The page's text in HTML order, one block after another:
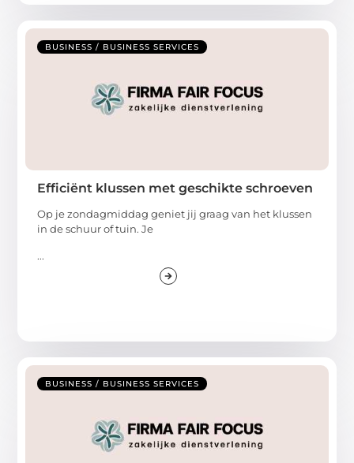
BUSINESS / BUSINESS SERVICES
Efficiënt klussen met geschikte schroeven
Op je zondagmiddag geniet jij graag van het klussen
in de schuur of tuin. Je
...
BUSINESS / BUSINESS SERVICES